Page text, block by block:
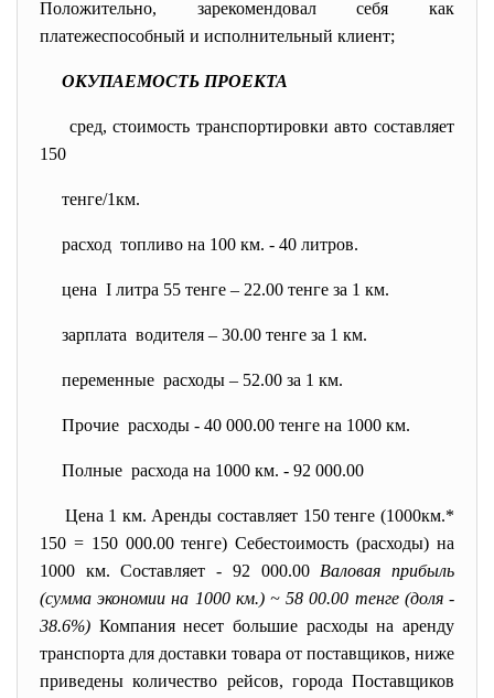
Положительно, зарекомендовал себя как
платежеспособный и исполнительный клиент;
ОКУПАЕМОСТЬ ПРОЕКТА
сред, стоимость транспортировки авто составляет
150
тенге/1км.
расход топливо на 100 км. - 40 литров.
цена I литра 55 тенге – 22.00 тенге за 1 км.
зарплата водителя – 30.00 тенге за 1 км.
переменные расходы – 52.00 за 1 км.
Прочие расходы - 40 000.00 тенге на 1000 км.
Полные расхода на 1000 км. - 92 000.00
Цена 1 км. Аренды составляет 150 тенге (1000км.*
150 = 150 000.00 тенге) Себестоимость (расходы) на
1000 км. Составляет - 92 000.00 Валовая прибыль
(сумма экономии на 1000 км.) ~ 58 00.00 тенге (доля -
38.6%) Компания несет большие расходы на аренду
транспорта для доставки товара от поставщиков, ниже
приведены количество рейсов, города Поставщиков